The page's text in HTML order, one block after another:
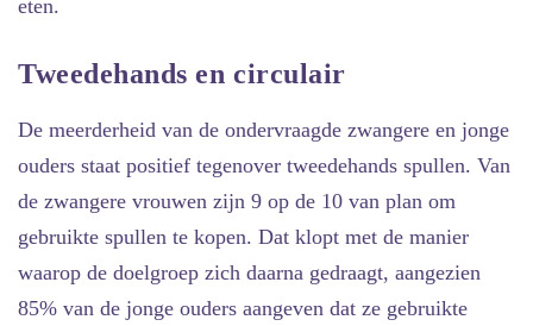
eten.
Tweedehands en circulair
De meerderheid van de ondervraagde zwangere en jonge
ouders staat positief tegenover tweedehands spullen. Van
de zwangere vrouwen zijn 9 op de 10 van plan om
gebruikte spullen te kopen. Dat klopt met de manier
waarop de doelgroep zich daarna gedraagt, aangezien
85% van de jonge ouders aangeven dat ze gebruikte